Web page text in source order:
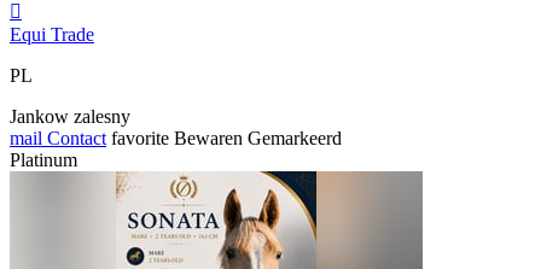

Equi Trade
PL
Jankow zalesny
mail Contact favorite Bewaren Gemarkeerd
Platinum